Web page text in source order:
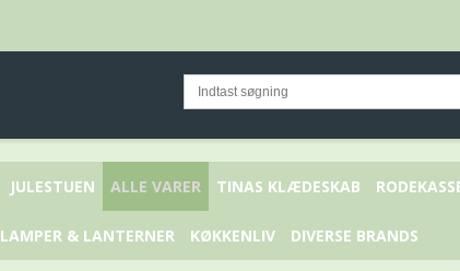
JULESTUEN ALLE VARER TINAS KLÆDESKAB
LAMPER & LANTERNER KØKKENLIV DIVERSE BRANDS